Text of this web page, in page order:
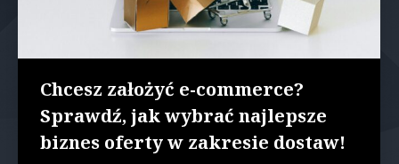
Chcesz założyć e-commerce?
Sprawdź, jak wybrać najlepsze
biznes oferty w zakresie dostaw!